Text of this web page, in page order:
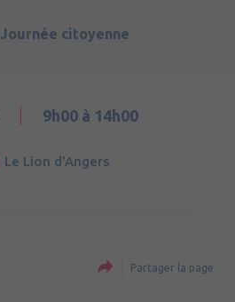
Journée citoyenne
9h00 à 14h00
Le Lion d'Angers
Partager la page